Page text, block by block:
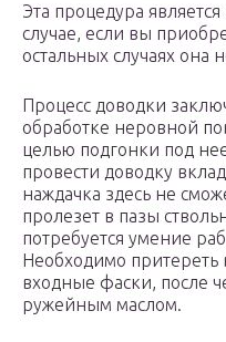
Эта процедура
случае, если вы
остальных случаях она
Процесс доводки
обработке неровной
целью подгонки под
провести доводку
наждачка здесь не
пролезет в пазы
потребуется умение
Необходимо притереть
входные фаски, после
ружейным маслом.